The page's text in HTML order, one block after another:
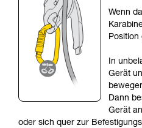
der
Informationen richtig
Die Beherrschung
entsprechende
Training voraus.
einem Profi, ob Sie in
Vorgang alleine
Sie ihn eigenständig
Wir geben Beispiele
verbundenen
Wenn
Position
In
Gerät
Dann
Gerät
oder sich quer zur